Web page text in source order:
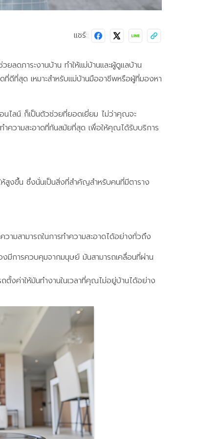
แชร์:
ยลดภาระงานบ้าน ทำให้แม่บ้านและผู้ดูแลบ้าน
ดีที่สุด เหมาะสำหรับแม่บ้านมืออาชีพหรือผู้ที่มองหา
นไลน์ ก็เป็นตัวช่วยที่ยอดเยี่ยม ไม่ว่าคุณจะ
ความสะอาดที่ทันสมัยที่สุด เพื่อให้คุณได้รับบริการ
ห้สูงขึ้น ซึ่งนั่นเป็นสิ่งที่สำคัญสำหรับคนที่มีตาราง
มสามารถในการทำความสะอาดได้อย่างทั่วถึง
มีการควบคุมจากมนุษย์ มันสามารถเคลื่อนที่ผ่าน
งค่าให้มันทำงานในเวลาที่คุณไม่อยู่บ้านได้อย่าง